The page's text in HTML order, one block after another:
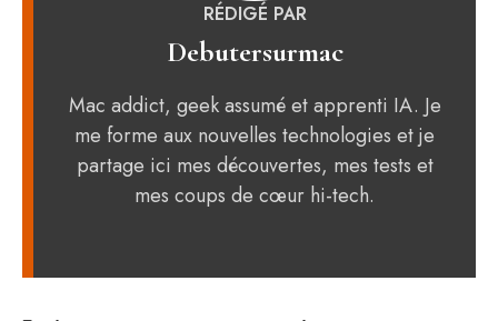
RÉDIGÉ PAR
Debutersurmac
Mac addict, geek assumé et apprenti IA. Je
me forme aux nouvelles technologies et je
partage ici mes découvertes, mes tests et
mes coups de cœur hi-tech.